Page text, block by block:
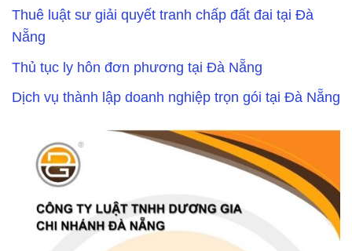
Thuê luật sư giải quyết tranh chấp đất đai tại Đà
Nẵng
Thủ tục ly hôn đơn phương tại Đà Nẵng
Dịch vụ thành lập doanh nghiệp trọn gói tại Đà Nẵng